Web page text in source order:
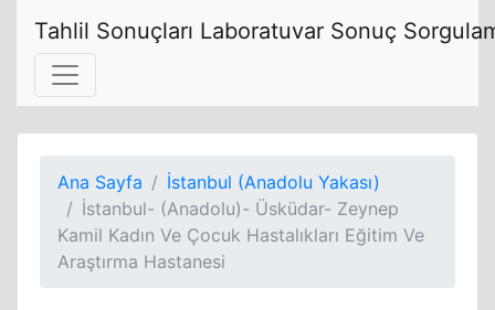
Tahlil Sonuçları Laboratuvar Sonuç
Ana Sayfa
İstanbul (Anadolu Yakası)
İstanbul- (Anadolu)- Üsküdar- Zeynep
Kamil Kadın Ve Çocuk Hastalıkları Eğitim Ve
Araştırma Hastanesi